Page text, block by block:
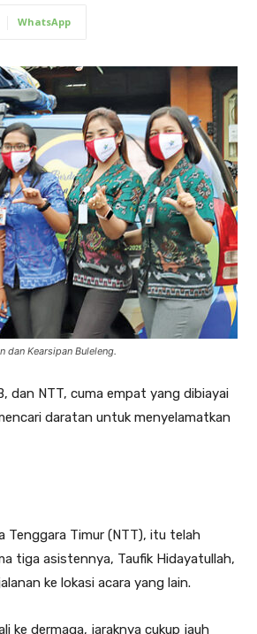
WhatsApp
dan Kearsipan Buleleng.
dan NTT, cuma empat yang dibiayai
daratan untuk menyelamatkan
Tenggara Timur (NTT), itu telah
tiga asistennya, Taufik Hidayatullah,
ke lokasi acara yang lain.
ke dermaga, jaraknya cukup jauh